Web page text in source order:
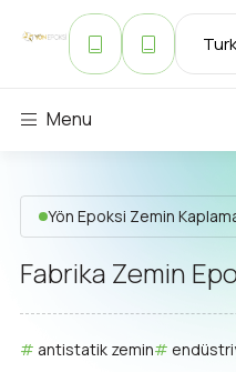
Menu
Yön Epoksi Zemin
Fabrika Zemin
antistatik zemin